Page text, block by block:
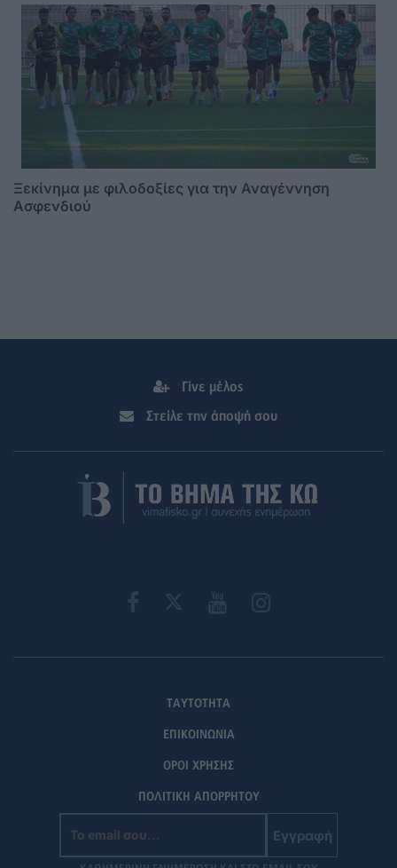
Ξεκίνημα με φιλοδοξίες για την Αναγέννηση
Ασφενδιού
Γίνε μέλος
Στείλε την άποψή σου
ΤΑΥΤΟΤΗΤΑ
ΕΠΙΚΟΙΝΩΝΙΑ
ΟΡΟΙ ΧΡΗΣΗΣ
ΠΟΛΙΤΙΚΗ ΑΠΟΡΡΗΤΟΥ
Εγγραφή